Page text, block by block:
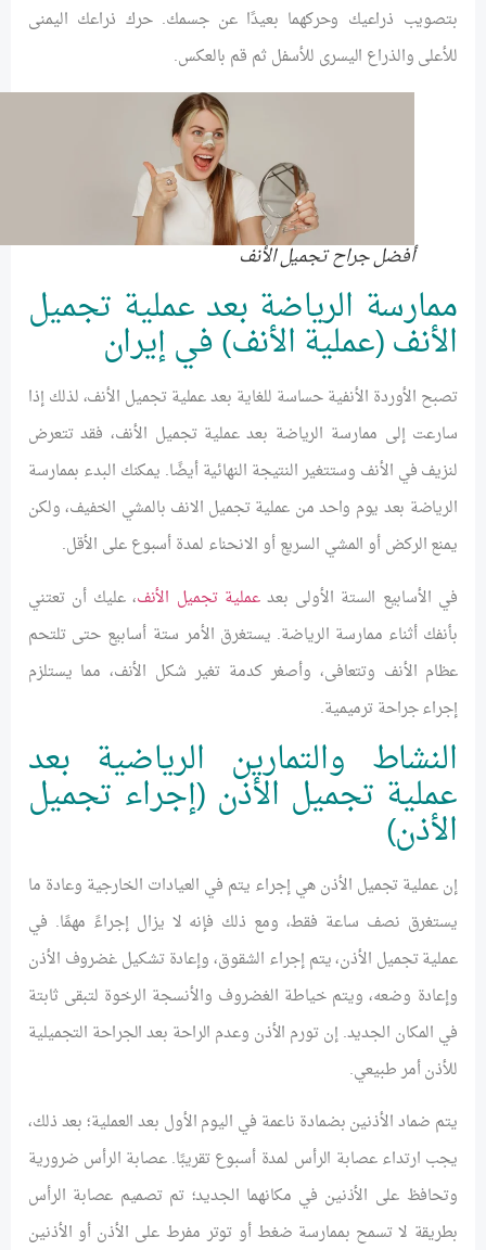
بتصويب ذراعيك وحركهما بعيدًا عن جسمك. حرك ذراعك اليمنى
للأعلى والذراع اليسرى للأسفل ثم قم بالعكس.
أفضل جراح تجميل الأنف
ممارسة الرياضة بعد عملية تجميل
الأنف (عملية الأنف) في إيران
تصبح الأوردة الأنفية حساسة للغاية بعد عملية تجميل الأنف، لذلك إذا
سارعت إلى ممارسة الرياضة بعد عملية تجميل الأنف، فقد تتعرض
لنزيف في الأنف وستتغير النتيجة النهائية أيضًا. يمكنك البدء بممارسة
الرياضة بعد يوم واحد من عملية تجميل الانف بالمشي الخفيف، ولكن
يمنع الركض أو المشي السريع أو الانحناء لمدة أسبوع على الأقل.
في الأسابيع الستة الأولى بعدعملية تجميل الأنف، عليك أن تعتني
بأنفك أثناء ممارسة الرياضة. يستغرق الأمر ستة أسابيع حتى تلتحم
عظام الأنف وتتعافى، وأصغر كدمة تغير شكل الأنف، مما يستلزم
إجراء جراحة ترميمية.
النشاط والتمارين الرياضية بعد
عملية تجميل الأذن (إجراء تجميل
الأذن)
إن عملية تجميل الأذن هي إجراء يتم في العيادات الخارجية وعادة ما
يستغرق نصف ساعة فقط، ومع ذلك فإنه لا يزال إجراءً مهمًا. في
عملية تجميل الأذن، يتم إجراء الشقوق، وإعادة تشكيل غضروف الأذن
وإعادة وضعه، ويتم خياطة الغضروف والأنسجة الرخوة لتبقى ثابتة
في المكان الجديد. إن تورم الأذن وعدم الراحة بعد الجراحة التجميلية
للأذن أمر طبيعي.
يتم ضماد الأذنين بضمادة ناعمة في اليوم الأول بعد العملية؛ بعد ذلك،
يجب ارتداء عصابة الرأس لمدة أسبوع تقريبًا. عصابة الرأس ضرورية
وتحافظ على الأذنين في مكانهما الجديد؛ تم تصميم عصابة الرأس
بطريقة لا تسمح بممارسة ضغط أو توتر مفرط على الأذن أو الأذنين